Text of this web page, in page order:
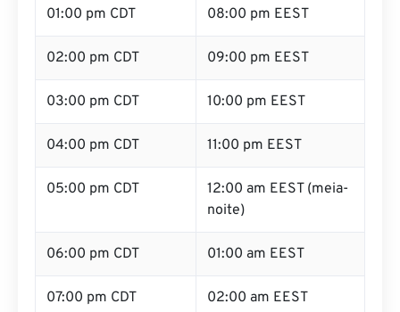
01:00 pm CDT 08:00 pm EEST
02:00 pm CDT 09:00 pm EEST
03:00 pm CDT 10:00 pm EEST
04:00 pm CDT 11:00 pm EEST
05:00 pm CDT
12:00 am EEST (meia-
noite)
06:00 pm CDT 01:00 am EEST
07:00 pm CDT 02:00 am EEST